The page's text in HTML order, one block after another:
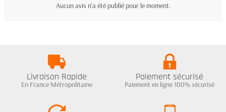
Aucun avis n'a été publié pour le moment.
Livraison Rapide
En France Métropolitaine
Paiement sécurisé
Paiement en ligne 100% sécurisé